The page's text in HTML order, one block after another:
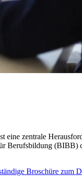
zentrale
Berufsbildung
Broschüre zum